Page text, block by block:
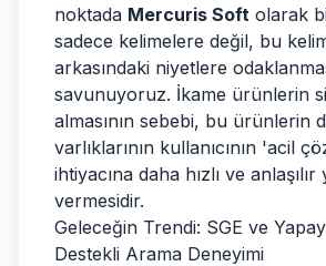
noktada Mercuris Soft olarak
sadece kelimelere değil, bu
arkasındaki niyetlere
savunuyoruz. İkame ürünlerin
almasının sebebi, bu ürünlerin
varlıklarının kullanıcının 'acil
ihtiyacına daha hızlı ve anlaşılır
vermesidir.
Geleceğin Trendi: SGE ve
Destekli Arama Deneyimi